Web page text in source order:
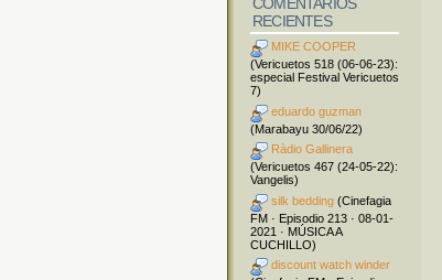
RECIENTES
MIKE COOPER
(Vericuetos 518 (06-06-23):
especial Festival Vericuetos
7)
eduardo guzman
(Marabayu 30/06/22)
Ràdio Gallinera
(Vericuetos 467 (24-05-22):
Vangelis)
silk bedding (Cinefagia
FM · Episodio 213 · 08-01-
2021 · MÚSICA A
CUCHILLO)
discount watch winder